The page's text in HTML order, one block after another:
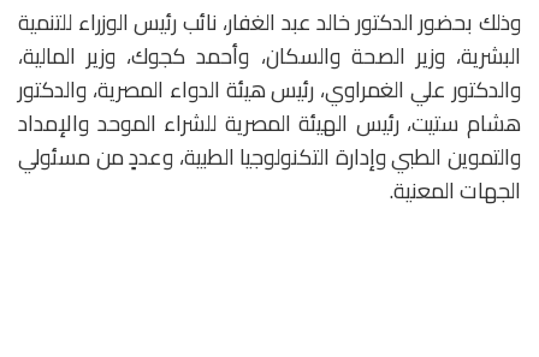
وذلك بحضور الدكتور خالد عبد الغفار، نائب رئيس الوزراء للتنمية
البشرية، وزير الصحة والسكان، وأحمد كجوك، وزير المالية،
والدكتور علي الغمراوي، رئيس هيئة الدواء المصرية، والدكتور
هشام ستيت، رئيس الهيئة المصرية للشراء الموحد والإمداد
والتموين الطبي وإدارة التكنولوجيا الطبية، وعددٍ من مسئولي
الجهات المعنية.